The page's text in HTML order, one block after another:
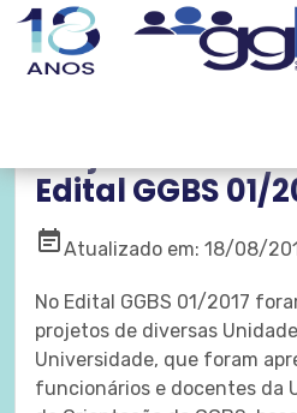
Edital GGBS 01/
event_noteAtualizado em: 18/08/
No Edital GGBS 01/2017
projetos de diversas
Universidade, que foram
funcionários e docentes da